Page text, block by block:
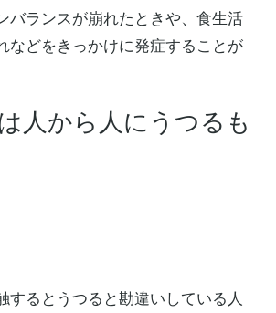
バランスが崩れたときや、食生活
などをきっかけに発症することが
人から人にうつるも
するとうつると勘違いしている人